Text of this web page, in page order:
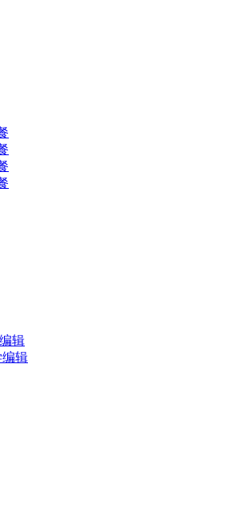
辑
辑